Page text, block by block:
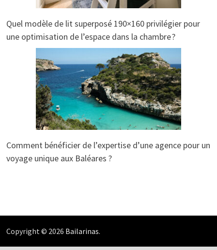
Quel modèle de lit superposé 190×160 privilégier pour
une optimisation de l’espace dans la chambre ?
Comment bénéficier de l’expertise d’une agence pour un
voyage unique aux Baléares ?
Copyright © 2026 Bailarinas.